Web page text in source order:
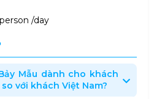
/day
Mẫu dành cho khách
với khách Việt Nam?